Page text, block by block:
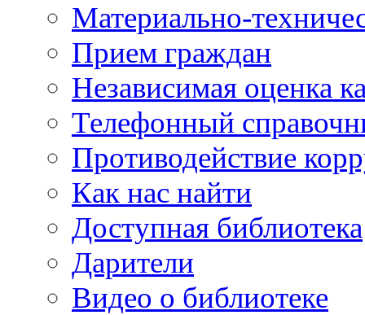
Материально-
Прием граждан
Независимая оценка
Телефонный
Противодействие
Как нас найти
Доступная библиотека
Дарители
Видео о библиотеке